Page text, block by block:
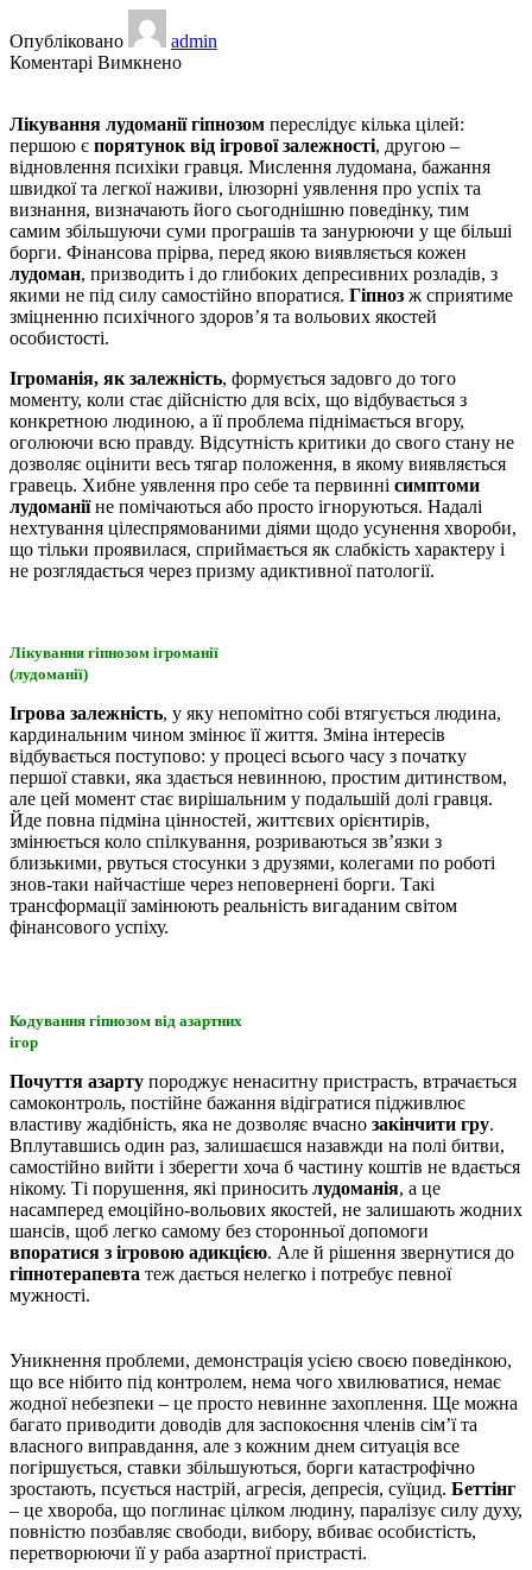
Опубліковано
admin
Коментарі Вимкненодо
гіпнозом
Лікування лудоманії гіпнозом переслідує кілька цілей:
першою є порятунок від ігрової залежності, другою –
відновлення психіки гравця. Мислення лудомана, бажання
швидкої та легкої наживи, ілюзорні уявлення про успіх та
визнання, визначають його сьогоднішню поведінку, тим
самим збільшуючи суми програшів та занурюючи у ще більші
борги. Фінансова прірва, перед якою виявляється кожен
лудоман, призводить і до глибоких депресивних розладів, з
якими не під силу самостійно впоратися. Гіпноз ж сприятиме
зміцненню психічного здоров’я та вольових якостей
особистості.
Ігроманія, як залежність, формується задовго до того
моменту, коли стає дійсністю для всіх, що відбувається з
конкретною людиною, а її проблема піднімається вгору,
оголюючи всю правду. Відсутність критики до свого стану не
дозволяє оцінити весь тягар положення, в якому виявляється
гравець. Хибне уявлення про себе та первинні симптоми
лудоманіїне помічаються або просто ігноруються. Надалі
нехтування цілеспрямованими діями щодо усунення хвороби,
що тільки проявилася, сприймається як слабкість характеру і
не розглядається через призму адиктивної патології.
Лікування гіпнозом ігроманії
(лудоманії)
Ігрова залежність, у яку непомітно собі втягується людина,
кардинальним чином змінює її життя. Зміна інтересів
відбувається поступово: у процесі всього часу з початку
першої ставки, яка здається невинною, простим дитинством,
але цей момент стає вирішальним у подальшій долі гравця.
Йде повна підміна цінностей, життєвих орієнтирів,
змінюється коло спілкування, розриваються зв’язки з
близькими, рвуться стосунки з друзями, колегами по роботі
знов-таки найчастіше через неповернені борги. Такі
трансформації замінюють реальність вигаданим світом
фінансового успіху.
Кодування гіпнозом від азартних
ігор
Почуття азарту породжує ненаситну пристрасть, втрачається
самоконтроль, постійне бажання відігратися підживлює
властиву жадібність, яка не дозволяє вчасно закінчити гру.
Вплутавшись один раз, залишаєшся назавжди на полі битви,
самостійно вийти і зберегти хоча б частину коштів не вдається
нікому. Ті порушення, які приносить лудоманія, а це
насамперед емоційно-вольових якостей, не залишають жодних
шансів, щоб легко самому без сторонньої допомоги
впоратися з ігровою адикцією. Але й рішення звернутися до
гіпнотерапевта теж дається нелегко і потребує певної
мужності.
Уникнення проблеми, демонстрація усією своєю поведінкою,
що все нібито під контролем, нема чого хвилюватися, немає
жодної небезпеки – це просто невинне захоплення. Ще можна
багато приводити доводів для заспокоєння членів сім’ї та
власного виправдання, але з кожним днем ​​ситуація все
погіршується, ставки збільшуються, борги катастрофічно
зростають, псується настрій, агресія, депресія, суїцид. Беттінг
– це хвороба, що поглинає цілком людину, паралізує силу духу,
повністю позбавляє свободи, вибору, вбиває особистість,
перетворюючи її у раба азартної пристрасті.